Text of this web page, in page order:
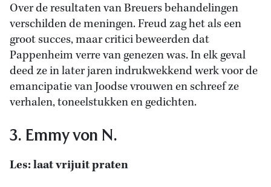
Over de resultaten van Breuers behandelingen
verschilden de meningen. Freud zag het als een
groot succes, maar critici beweerden dat
Pappenheim verre van genezen was. In elk geval
deed ze in later jaren indrukwekkend werk voor de
emancipatie van Joodse vrouwen en schreef ze
verhalen, toneelstukken en gedichten.
3. Emmy von N.
Les: laat vrijuit praten